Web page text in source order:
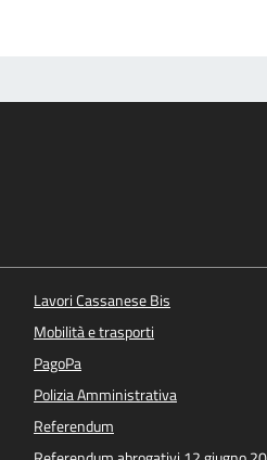
Lavori Cassanese Bis
Mobilità e trasporti
PagoPa
Polizia Amministrativa
Referendum